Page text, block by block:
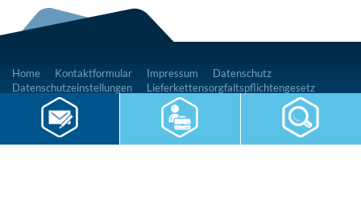
Home Kontaktformular Impressum
Datenschutz
Datenschutzeinstellungen
Lieferkettensorgfaltspflichtengesetz